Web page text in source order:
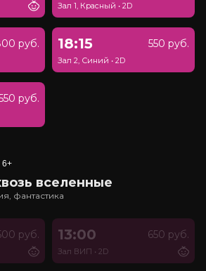
Зал 1, Красный • 2D
руб. 18:15 550 руб.
Зал 2, Синий • 2D
руб.
6+
вселенные
фантастика
руб. 13:00 650 руб.
Зал ВИП • 2D